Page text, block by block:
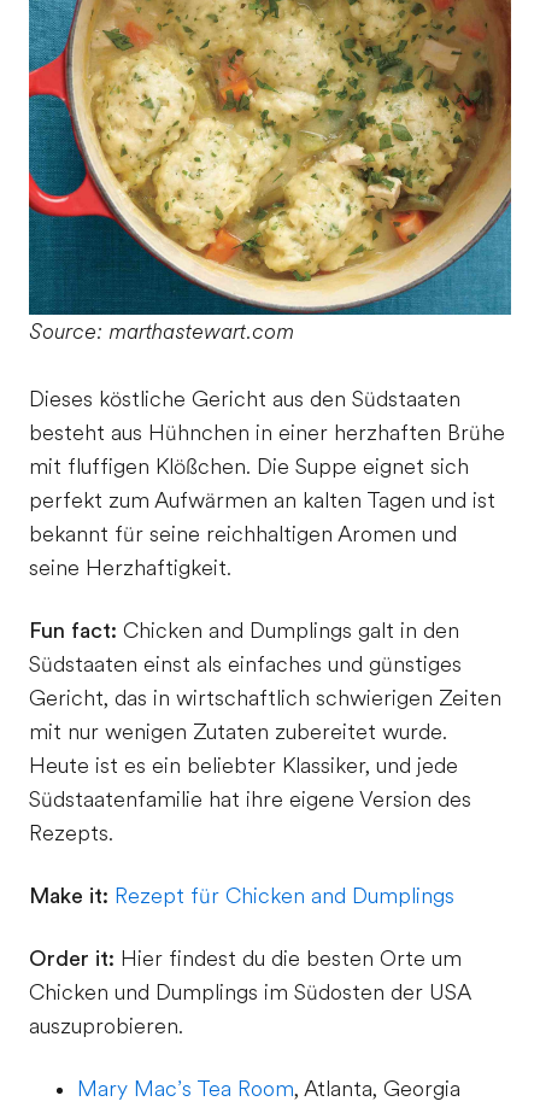
Source: marthastewart.com
Dieses köstliche Gericht aus den Südstaaten
besteht aus Hühnchen in einer herzhaften Brühe
mit fluffigen Klößchen. Die Suppe eignet sich
perfekt zum Aufwärmen an kalten Tagen und ist
bekannt für seine reichhaltigen Aromen und
seine Herzhaftigkeit.
Fun fact: Chicken and Dumplings galt in den
Südstaaten einst als einfaches und günstiges
Gericht, das in wirtschaftlich schwierigen Zeiten
mit nur wenigen Zutaten zubereitet wurde.
Heute ist es ein beliebter Klassiker, und jede
Südstaatenfamilie hat ihre eigene Version des
Rezepts.
Make it: Rezept für Chicken and Dumplings
Order it: Hier findest du die besten Orte um
Chicken und Dumplings im Südosten der USA
auszuprobieren.
Mary Mac’s Tea Room, Atlanta, Georgia